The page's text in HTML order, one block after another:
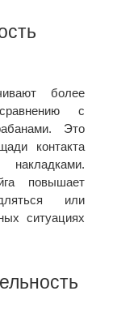
более
с
Это
контакта
повышает
или
ситуациях